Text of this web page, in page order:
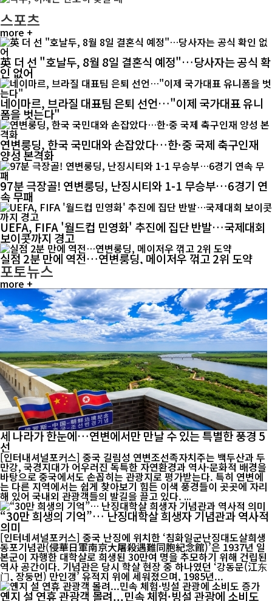
스포츠
more +
英 더 선 "호날두, 8월 8일 결혼식 예정"…당사자는 공식 확
인 없어
네이마르, 브라질 대표팀 은퇴 선언…"이제 국가대표 유니
폼을 벗는다"
연변룽딩, 한국 국민대와 손잡았다…한·중 국제 축구인재
양성 본격화
97분 극장골! 연변룽딩, 난징시티와 1-1 무승부…6경기 연
속 무패
UEFA, FIFA '월드컵 민영화' 추진에 집단 반발…국제대회
보이콧까지 경고
실점 2분 만에 역전…연변룽딩, 메이저우 꺾고 2위 도약
포토뉴스
more +
세 나라가 한눈에…연변에서만 만날 수 있는 특별한 풍경 5
선
[인터내셔널포커스] 중국 길림성 연변조선족자치주는 백두산과 두
만강, 국경지대가 어우러진 독특한 자연환경과 역사·문화적 배경을
바탕으로 중국에서도 손꼽히는 관광지로 평가받는다. 특히 연변에
는 다른 지역에서는 쉽게 찾아보기 힘든 이색 풍경들이 곳곳에 자리
해 있어 국내외 관광객들의 발길을 끌고 있다. ...
“30만 희생의 기억”… 난징대학살 희생자 기념관과 역사적
의미
[인터네셔널포커스] 중국 난징에 위치한 ‘침화일군난징대도살희생
동포기념관(侵華日軍南京大屠殺遇難同胞紀念館)’은 1937년 일
본군이 자행한 대학살로 희생된 30만여 명을 추모하기 위해 건립된
역사 공간이다. 기념관은 당시 학살 현장 중 하나였던 ‘강동문(江东
门, 장둥먼) 만인갱’ 유적지 위에 세워졌으며, 1985년...
옌지 설 연휴 관광객 몰려...민속 체험·빙설 관광에 소비도